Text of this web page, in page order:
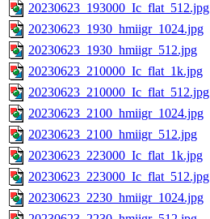
20230623_193000_Ic_flat_512.jpg
20230623_1930_hmiigr_1024.jpg
20230623_1930_hmiigr_512.jpg
20230623_210000_Ic_flat_1k.jpg
20230623_210000_Ic_flat_512.jpg
20230623_2100_hmiigr_1024.jpg
20230623_2100_hmiigr_512.jpg
20230623_223000_Ic_flat_1k.jpg
20230623_223000_Ic_flat_512.jpg
20230623_2230_hmiigr_1024.jpg